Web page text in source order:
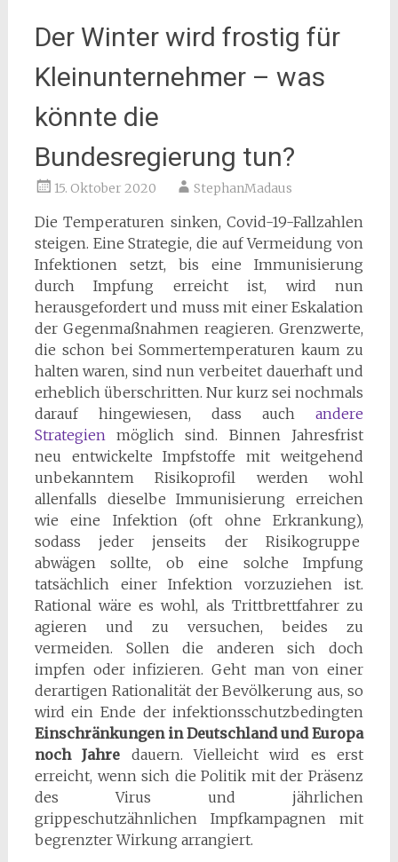
Der Winter wird frostig für
Kleinunternehmer – was
könnte die
Bundesregierung tun?
15. Oktober 2020 StephanMadaus
Die Temperaturen sinken, Covid-19-Fallzahlen
steigen. Eine Strategie, die auf Vermeidung von
Infektionen setzt, bis eine Immunisierung
durch Impfung erreicht ist, wird nun
herausgefordert und muss mit einer Eskalation
der Gegenmaßnahmen reagieren. Grenzwerte,
die schon bei Sommertemperaturen kaum zu
halten waren, sind nun verbeitet dauerhaft und
erheblich überschritten. Nur kurz sei nochmals
darauf hingewiesen, dass auchandere
Strategien möglich sind. Binnen Jahresfrist
neu entwickelte Impfstoffe mit weitgehend
unbekanntem Risikoprofil werden wohl
allenfalls dieselbe Immunisierung erreichen
wie eine Infektion (oft ohne Erkrankung),
sodass jeder jenseits der Risikogruppe
abwägen sollte, ob eine solche Impfung
tatsächlich einer Infektion vorzuziehen ist.
Rational wäre es wohl, als Trittbrettfahrer zu
agieren und zu versuchen, beides zu
vermeiden. Sollen die anderen sich doch
impfen oder infizieren. Geht man von einer
derartigen Rationalität der Bevölkerung aus, so
wird ein Ende der infektionsschutzbedingten
Einschränkungen in Deutschland und Europa
noch Jahre dauern. Vielleicht wird es erst
erreicht, wenn sich die Politik mit der Präsenz
des Virus und jährlichen
grippeschutzähnlichen Impfkampagnen mit
begrenzter Wirkung arrangiert.